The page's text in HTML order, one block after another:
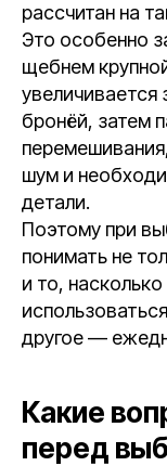
рассчитан на
Это особенно
щебнем
бронёй, затем
шум и
детали.
Поэтому при
понимать не
и то,
другое —
Какие
перед